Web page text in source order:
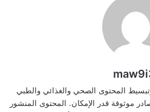
المحتوى الصحي والغذائي والطبي
موثوقة قدر الإمكان. المحتوى المنشور